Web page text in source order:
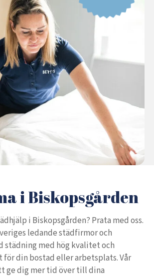
i Biskopsgården
i Biskopsgården? Prata med oss.
ledande städfirmor och
städning med hög kvalitet och
för din bostad eller arbetsplats. Vår
ge dig mer tid över till dina